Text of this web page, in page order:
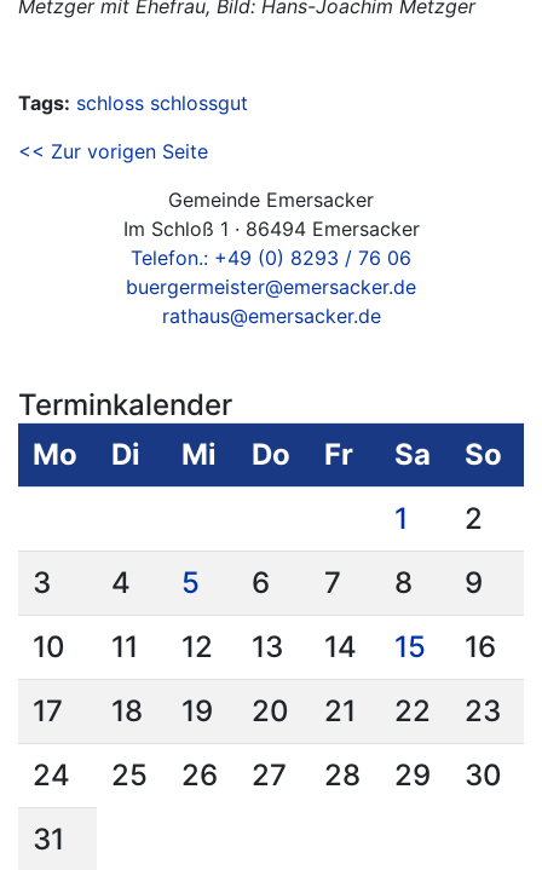
Metzger mit Ehefrau, Bild: Hans-Joachim Metzger
Tags: schloss schlossgut
<< Zur vorigen Seite
Gemeinde Emersacker
Im Schloß 1 · 86494 Emersacker
Telefon.: +49 (0) 8293 / 76 06
buergermeister@emersacker.de
rathaus@emersacker.de
Terminkalender
Mo
Di Mi Do Fr Sa
So
1
2
3
4 5 6 7 8
9
10
11 12 13 14 15
16
17
18 19 20 21 22
23
24
25 26 27 28 29
30
31